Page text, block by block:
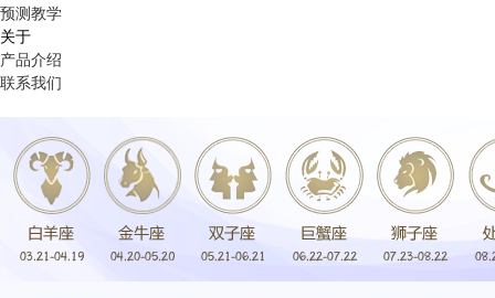
预测教学
关于
产品介绍
联系我们